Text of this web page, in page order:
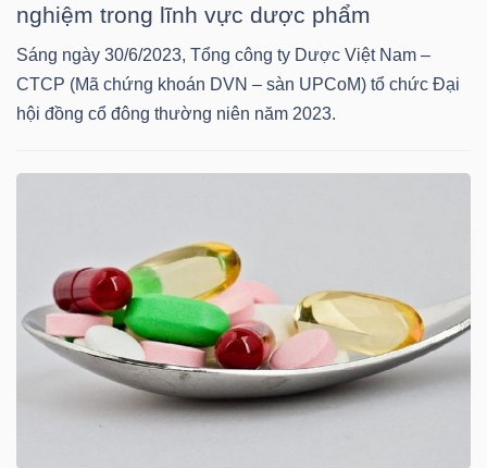
nghiệm trong lĩnh vực dược phẩm
Sáng ngày 30/6/2023, Tổng công ty Dược Việt Nam –
CTCP (Mã chứng khoán DVN – sàn UPCoM) tổ chức Đại
hội đồng cổ đông thường niên năm 2023.
ĐẦU
TƯ
LIỆU
Ngành